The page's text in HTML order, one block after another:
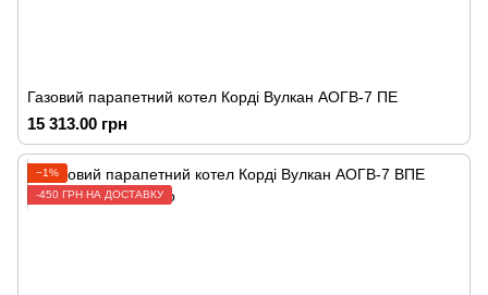
Газовий парапетний котел Корді Вулкан АОГВ-7 ПЕ
15 313.00 грн
−1%
-450 ГРН НА ДОСТАВКУ